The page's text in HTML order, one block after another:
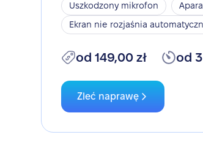
Uszkodzony mikrofon
Ekran nie rozjaśnia
od 149,00 zł od
Zleć naprawę